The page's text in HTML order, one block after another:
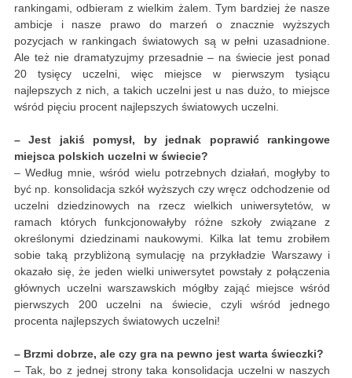
rankingami, odbieram z wielkim żalem. Tym bardziej że nasze
ambicje i nasze prawo do marzeń o znacznie wyższych
pozycjach w rankingach światowych są w pełni uzasadnione.
Ale też nie dramatyzujmy przesadnie – na świecie jest ponad
20 tysięcy uczelni, więc miejsce w pierwszym tysiącu
najlepszych z nich, a takich uczelni jest u nas dużo, to miejsce
wśród pięciu procent najlepszych światowych uczelni.
– Jest jakiś pomysł, by jednak poprawić rankingowe
miejsca polskich uczelni w świecie?
– Według mnie, wśród wielu potrzebnych działań, mogłyby to
być np. konsolidacja szkół wyższych czy wręcz odchodzenie od
uczelni dziedzinowych na rzecz wielkich uniwersytetów, w
ramach których funkcjonowałyby różne szkoły związane z
określonymi dziedzinami naukowymi. Kilka lat temu zrobiłem
sobie taką przybliżoną symulację na przykładzie Warszawy i
okazało się, że jeden wielki uniwersytet powstały z połączenia
głównych uczelni warszawskich mógłby zająć miejsce wśród
pierwszych 200 uczelni na świecie, czyli wśród jednego
procenta najlepszych światowych uczelni!
– Brzmi dobrze, ale czy gra na pewno jest warta świeczki?
– Tak, bo z jednej strony taka konsolidacja uczelni w naszych